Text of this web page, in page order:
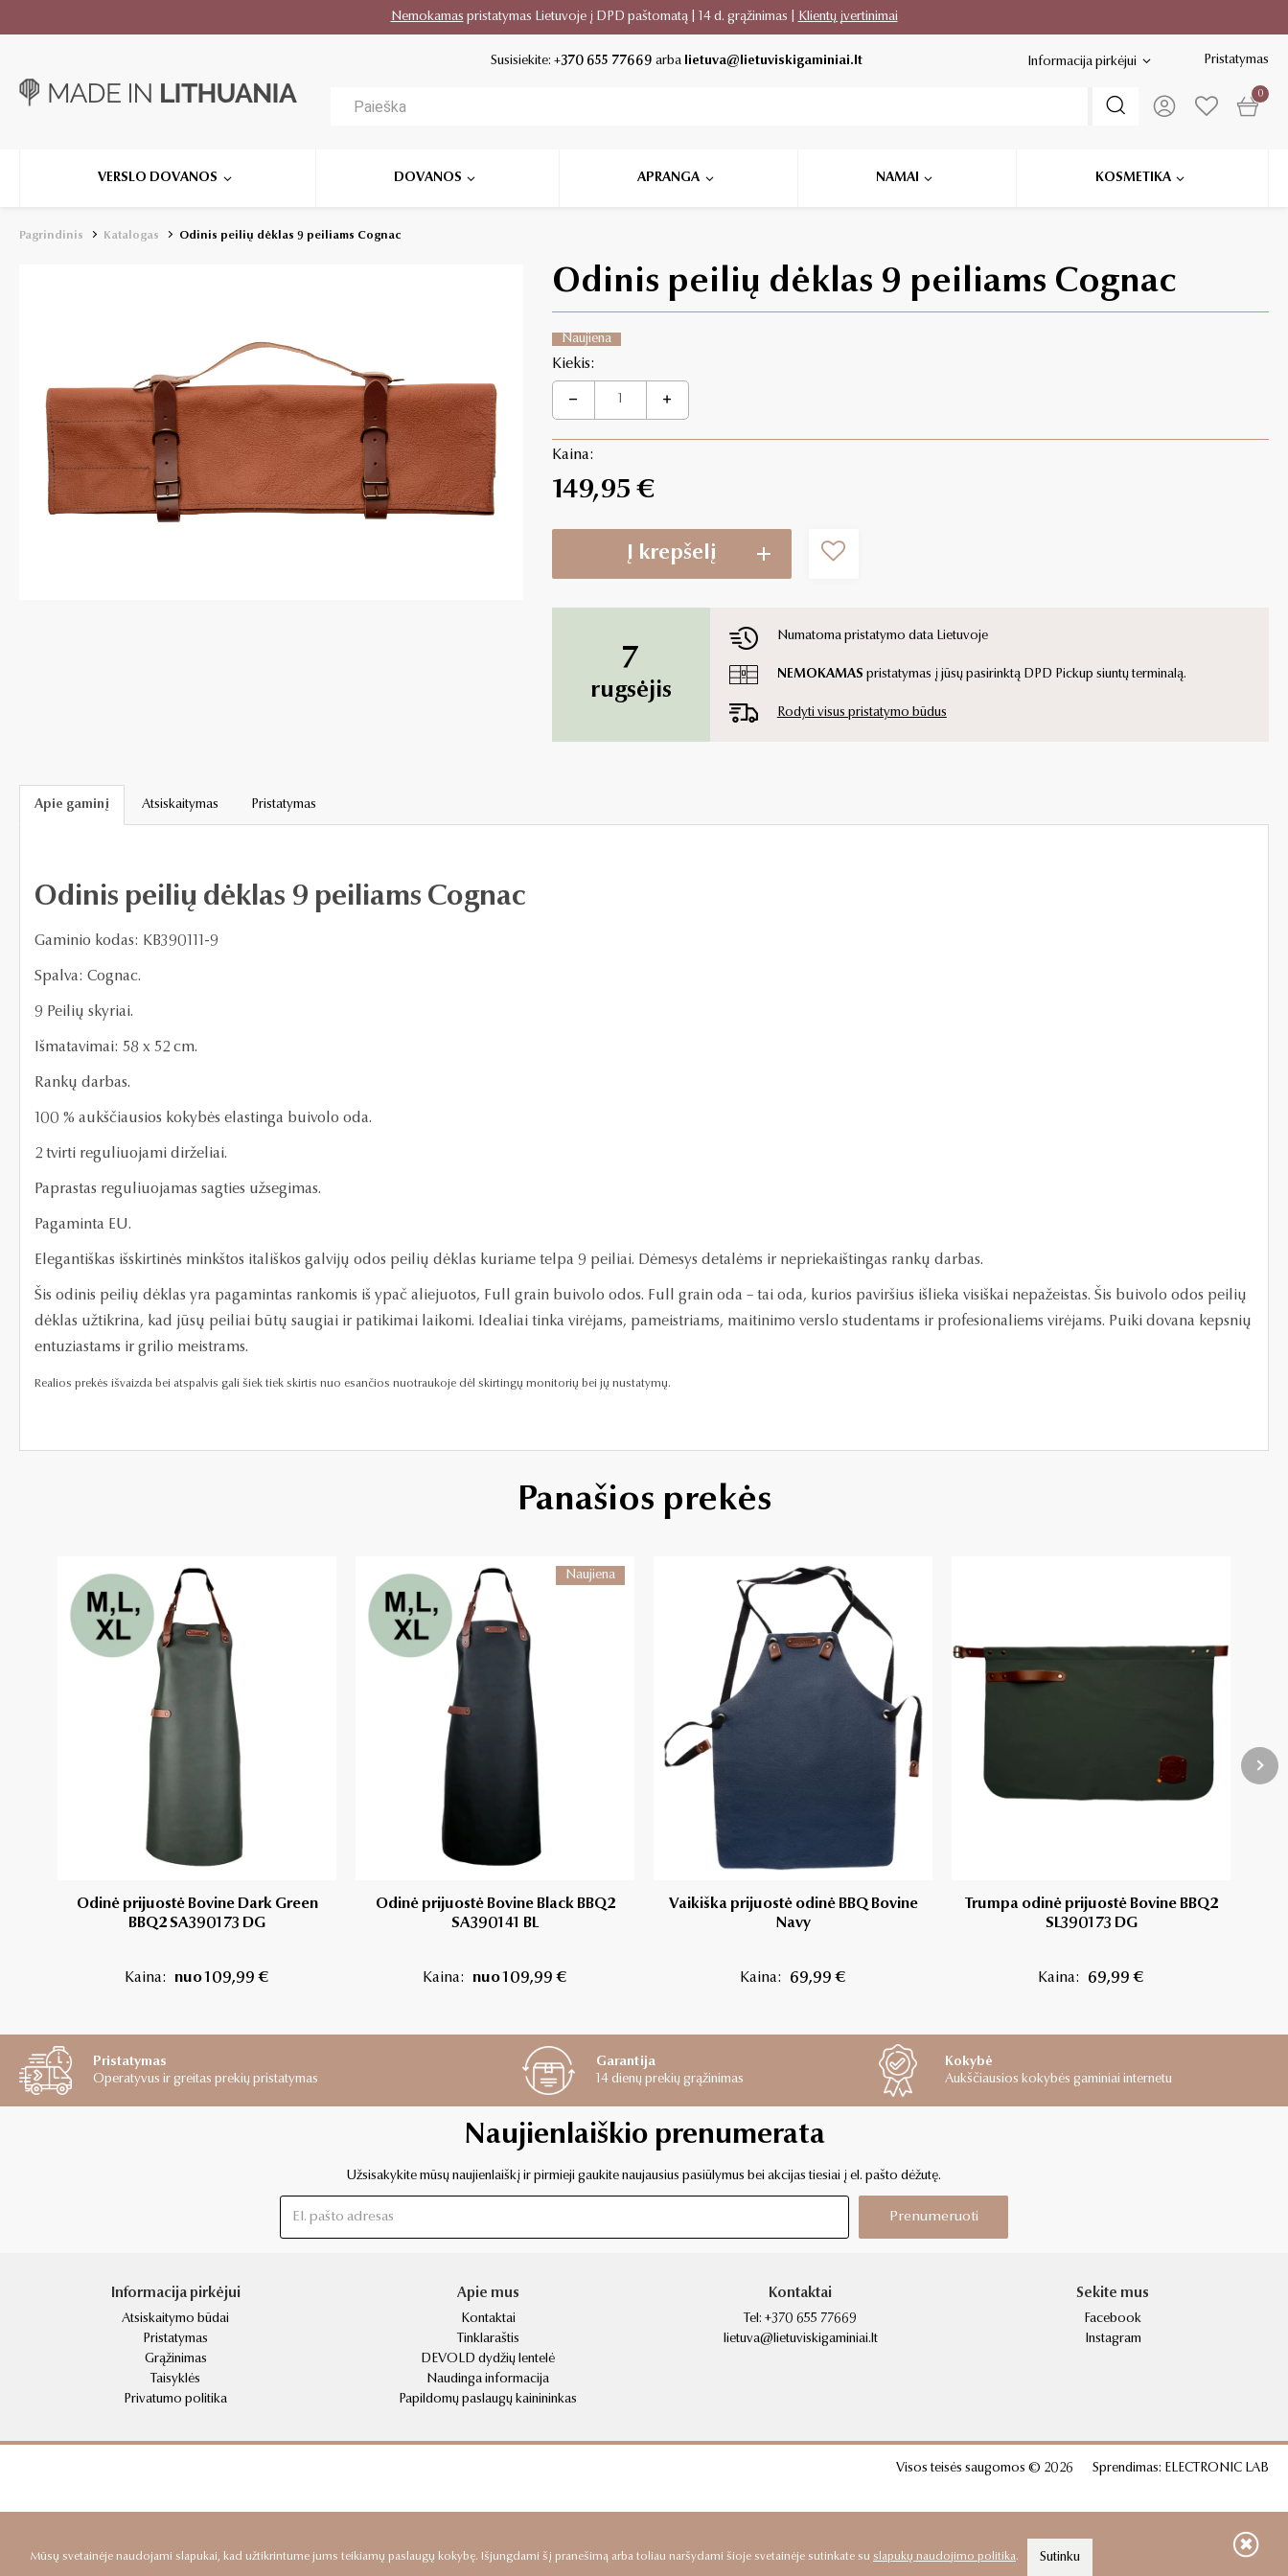
Nemokamas pristatymas Lietuvoje į DPD paštomatą | 14 d. grąžinimas | Klientų įvertinimai
Mūsų svetainėje naudojami slapukai, kad užtikrintume jums teikiamų paslaugų kokybę. Išjungdami šį pranešimą arba toliau naršydami šioje svetainėje sutinkate su slapukų naudojimo politika. Sutinku
Susisiekite:+370 655 77669 arba lietuva@lietuviskigaminiai.lt Informacija pirkėjui Pristatymas
0
VERSLO DOVANOS DOVANOS APRANGA NAMAI KOSMETIKA
Pagrindinis Katalogas Odinis peilių dėklas 9 peiliams Cognac
Odinis peilių dėklas 9 peiliams Cognac
Naujiena
Kiekis:
Kaina:
149,95 €
Į krepšelį
7
rugsėjis
Numatoma pristatymo data Lietuvoje
NEMOKAMAS pristatymas į jūsų pasirinktą DPD Pickup siuntų terminalą.
Rodyti visus pristatymo būdus
Apie gaminį Atsiskaitymas Pristatymas
Odinis peilių dėklas 9 peiliams Cognac
Gaminio kodas: KB390111-9
Spalva: Cognac.
9 Peilių skyriai.
Išmatavimai: 58 x 52 cm.
Rankų darbas.
100 % aukščiausios kokybės elastinga buivolo oda.
2 tvirti reguliuojami dirželiai.
Paprastas reguliuojamas sagties užsegimas.
Pagaminta EU.
Elegantiškas išskirtinės minkštos itališkos galvijų odos peilių dėklas kuriame telpa 9 peiliai. Dėmesys detalėms ir nepriekaištingas rankų darbas.
Šis odinis peilių dėklas yra pagamintas rankomis iš ypač aliejuotos, Full grain buivolo odos. Full grain oda – tai oda, kurios paviršius išlieka visiškai nepažeistas. Šis buivolo odos peilių
dėklas užtikrina, kad jūsų peiliai būtų saugiai ir patikimai laikomi. Idealiai tinka virėjams, pameistriams, maitinimo verslo studentams ir profesionaliems virėjams. Puiki dovana kepsnių
entuziastams ir grilio meistrams.
Realios prekės išvaizda bei atspalvis gali šiek tiek skirtis nuo esančios nuotraukoje dėl skirtingų monitorių bei jų nustatymų.
Panašios prekės
Odinė prijuostė Bovine Dark Green
BBQ2 SA390173 DG
Kaina: nuo 109,99 €
Naujiena
Odinė prijuostė Bovine Black BBQ2
SA390141 BL
Kaina: nuo 109,99 €
Vaikiška prijuostė odinė BBQ Bovine
Navy
Kaina: 69,99 €
Trumpa odinė prijuostė Bovine BBQ2
SL390173 DG
Kaina: 69,99 €
Pristatymas
Operatyvus ir greitas prekių pristatymas
Garantija
14 dienų prekių grąžinimas
Kokybė
Aukščiausios kokybės gaminiai internetu
Naujienlaiškio prenumerata
Užsisakykite mūsų naujienlaiškį ir pirmieji gaukite naujausius pasiūlymus bei akcijas tiesiai į el. pašto dėžutę.
Prenumeruoti
Informacija pirkėjui
Atsiskaitymo būdai
Pristatymas
Grąžinimas
Taisyklės
Privatumo politika
Apie mus
Kontaktai
Tinklaraštis
DEVOLD dydžių lentelė
Naudinga informacija
Papildomų paslaugų kainininkas
Kontaktai
Tel: +370 655 77669
lietuva@lietuviskigaminiai.lt
Sekite mus
Facebook
Instagram
Visos teisės saugomos © 2026 Sprendimas: ELECTRONIC LAB